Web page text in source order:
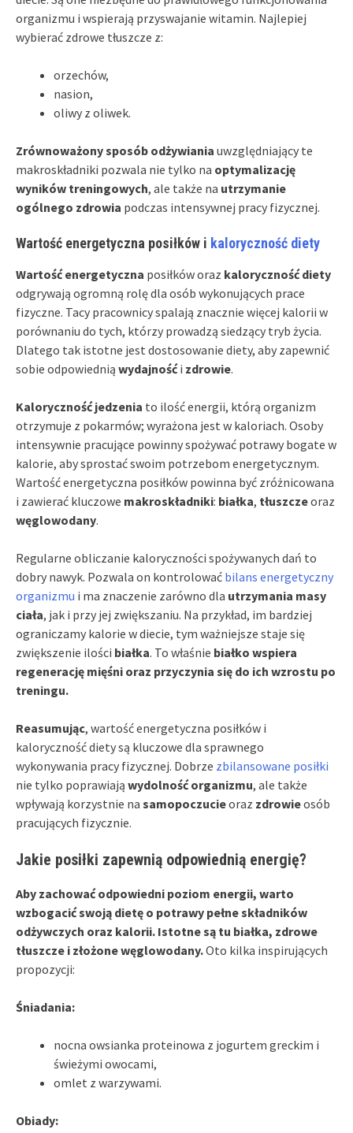
organizmu i wspierają przyswajanie witamin. Najlepiej
wybierać zdrowe tłuszcze z:
orzechów,
nasion,
oliwy z oliwek.
Zrównoważony sposób odżywiania uwzględniający te
makroskładniki pozwala nie tylko na optymalizację
wyników treningowych, ale także na utrzymanie
ogólnego zdrowia podczas intensywnej pracy fizycznej.
Wartość energetyczna posiłków i kaloryczność diety
Wartość energetyczna posiłków oraz kaloryczność diety
odgrywają ogromną rolę dla osób wykonujących prace
fizyczne. Tacy pracownicy spalają znacznie więcej kalorii w
porównaniu do tych, którzy prowadzą siedzący tryb życia.
Dlatego tak istotne jest dostosowanie diety, aby zapewnić
sobie odpowiednią wydajnośći zdrowie.
Kaloryczność jedzenia to ilość energii, którą organizm
otrzymuje z pokarmów; wyrażona jest w kaloriach. Osoby
intensywnie pracujące powinny spożywać potrawy bogate w
kalorie, aby sprostać swoim potrzebom energetycznym.
Wartość energetyczna posiłków powinna być zróżnicowana
i zawierać kluczowe makroskładniki: białka, tłuszczeoraz
węglowodany.
Regularne obliczanie kaloryczności spożywanych dań to
dobry nawyk. Pozwala on kontrolować bilans energetyczny
organizmu i ma znaczenie zarówno dla utrzymania masy
ciała, jak i przy jej zwiększaniu. Na przykład, im bardziej
ograniczamy kalorie w diecie, tym ważniejsze staje się
zwiększenie ilości białka. To właśnie białko wspiera
regenerację mięśni oraz przyczynia się do ich wzrostu po
treningu.
Reasumując, wartość energetyczna posiłków i
kaloryczność diety są kluczowe dla sprawnego
wykonywania pracy fizycznej. Dobrze zbilansowane posiłki
nie tylko poprawiają wydolność organizmu, ale także
wpływają korzystnie na samopoczucieoraz zdrowieosób
pracujących fizycznie.
Jakie posiłki zapewnią odpowiednią energię?
Aby zachować odpowiedni poziom energii, warto
wzbogacić swoją dietę o potrawy pełne składników
odżywczych oraz kalorii. Istotne są tu białka, zdrowe
tłuszcze i złożone węglowodany.Oto kilka inspirujących
propozycji:
Śniadania:
nocna owsianka proteinowa z jogurtem greckim i
świeżymi owocami,
omlet z warzywami.
Obiady: